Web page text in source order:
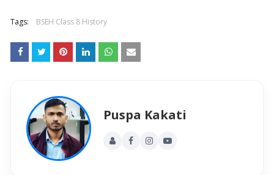
Tags: BSEH Class 8 History
Puspa Kakati